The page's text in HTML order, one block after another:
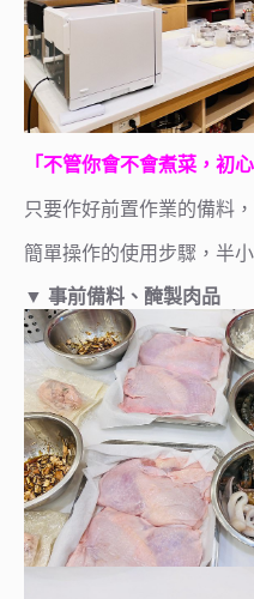
「不管你會不會煮菜，初
只要作好前置作業的備料
簡單操作的使用步驟，半
▼ 事前備料、醃製肉品